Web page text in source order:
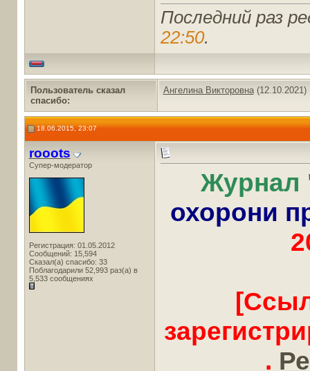
Последний раз
22:50.
Пользователь сказал
cпасибо:
Ангелина Викторовна(12.10.2021)
18.06.2015, 23:07
rooots
Супер-модератор
Регистрация: 01.05.2012
Сообщений: 15,594
Сказал(а) спасибо: 33
Поблагодарили 52,993 раз(а) в
5,533 сообщениях
Журнал
охорони
.